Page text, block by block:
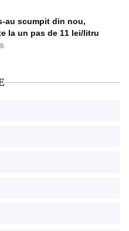
au scumpit din nou,
la un pas de 11 lei/litru